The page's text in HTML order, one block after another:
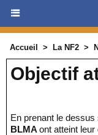
Accueil > La NF2 >
Objectif
En prenant le
BLMA ont atteint